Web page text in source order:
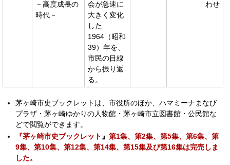
－高度成長の
時代－
会が急速に
大きく変化
した
1964（昭和
39）年を、
市民の目線
から振り返
る。
わせ
茅ヶ崎市史ブックレットは、市役所のほか、ハマミーナまなび
プラザ・茅ヶ崎ゆかりの人物館・茅ヶ崎市立図書館・公民館な
どで閲覧ができます。
『茅ヶ崎市史ブックレット 』 第1集、第2集、第5集、第6集、第
9集、第10集、第12集、第14集、第15集及び第16集は完売しま
した。